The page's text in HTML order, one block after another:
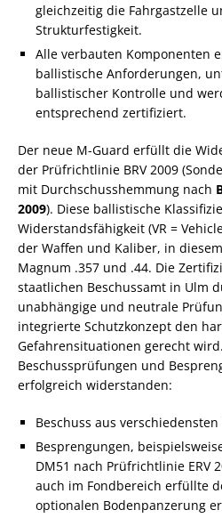
gleichzeitig die Fahrgastzelle
Strukturfestigkeit.
Alle verbauten Komponenten
ballistische Anforderungen,
ballistischer Kontrolle und
entsprechend zertifiziert.
Der neue M-Guard erfüllt die
der Prüfrichtlinie BRV 2009
mit Durchschusshemmung nach
2009). Diese ballistische
Widerstandsfähigkeit (VR =
der Waffen und Kaliber, in
Magnum .357 und .44. Die
staatlichen Beschussamt in Ulm
unabhängige und neutrale
integrierte Schutzkonzept den
Gefahrensituationen gerecht
Beschussprüfungen und
erfolgreich widerstanden:
Beschuss aus
Besprengungen,
DM51 nach Prüfrichtlinie ERV
auch im Fondbereich erfüllte
optionalen Bodenpanzerung